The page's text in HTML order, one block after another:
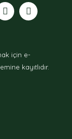
için e-
kayıtlıdır.